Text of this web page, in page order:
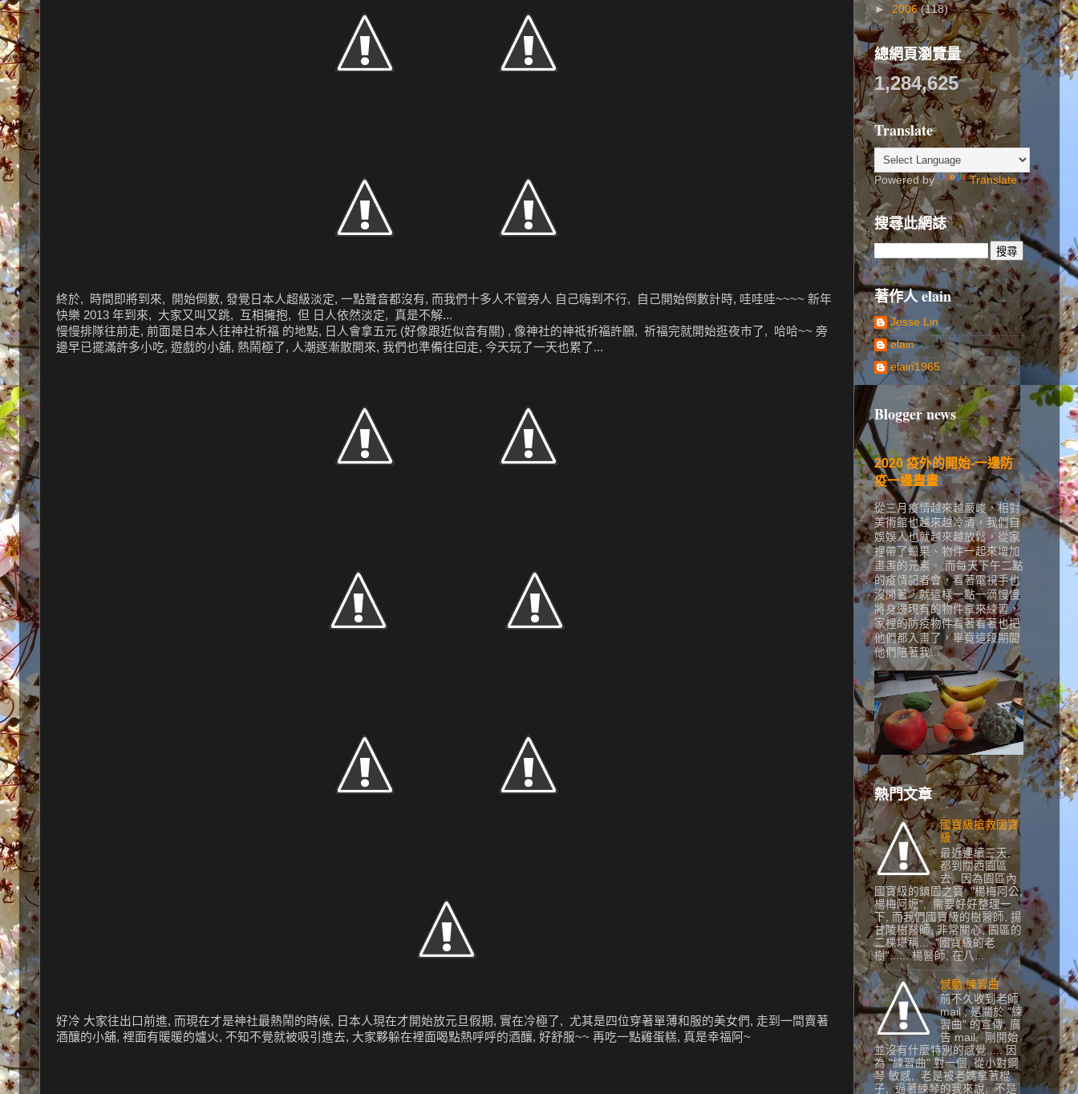
終於, 時間即將到來, 開始倒數, 發覺日本人超級淡定, 一點聲音都沒有, 而我們十多人不管旁人 自己嗨到不行, 自己開始倒數計時, 哇哇哇~~~~ 新年
快樂 2013 年到來, 大家又叫又跳, 互相擁抱, 但 日人依然淡定, 真是不解...
慢慢排隊往前走, 前面是日本人往神社祈福 的地點, 日人會拿五元 (好像跟近似音有關) , 像神社的神祗祈福許願, 祈福完就開始逛夜市了, 哈哈~~ 旁
邊早已擺滿許多小吃, 遊戲的小舖, 熱鬧極了, 人潮逐漸散開來, 我們也準備往回走, 今天玩了一天也累了...
好冷 大家往出口前進, 而現在才是神社最熱鬧的時候, 日本人現在才開始放元旦假期, 實在冷極了, 尤其是四位穿著單薄和服的美女們, 走到一間賣著
酒釀的小舖, 裡面有暖暖的爐火, 不知不覺就被吸引進去, 大家夥躲在裡面喝點熱呼呼的酒釀, 好舒服~~ 再吃一點雞蛋糕, 真是幸福阿~
► 2006(118)
總網頁瀏覽量
1,284,625
Translate
Powered by Translate
搜尋此網誌
著作人 elain
Jesse Lin
elain
elain1965
Blogger news
2020 疫外的開始-一邊防
疫一邊畫畫
從三月疫情越來越嚴峻，相對
美術館也越來越冷清，我們自
娛娛人也就越來越放鬆，從家
裡帶了蠟果、物件一起來增加
畫畫的元素。 而每天下午二點
的疫情記者會，看著電視手也
沒閒著，就這樣一點一滴慢慢
將身邊現有的物件拿來練習，
家裡的防疫物件看著看著也把
他們都入畫了，畢竟這段期間
他們陪著我...
熱門文章
國寶級搶救國寶
級
最近連續三天,
都到關西園區
去, 因為園區內
國寶級的鎮園之寶 "楊梅阿公,
楊梅阿嬷", 需要好好整理一
下, 而我們國寶級的樹醫師, 揚
甘陵樹醫師, 非常關心, 園區的
二棵堪稱.... "國寶級的老
樹"...... 楊醫師, 在八...
憾動 練習曲
前不久收到老師
mail , 是關於 "練
習曲" 的宣傳, 廣
告 mail, 剛開始
並沒有什麼特別的感覺..... 因
為 "練習曲" 對一個, 從小對鋼
琴 敏感, 老是被老媽拿著棍
子, 逼著練琴的我來說, 不是